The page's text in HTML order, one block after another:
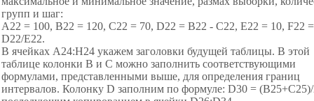
групп и шаг:
А22 = 100, В22 = 120, С22 = 70, D22 = B22 - C22, E22 = 10, F22 =
D22/E22.
В ячейках А24:H24 укажем заголовки будущей таблицы. В этой
таблице колонки В и С можно заполнить соответствующими
формулами, представленными выше, для определения границ
интервалов. Колонку D заполним по формуле: D30 =